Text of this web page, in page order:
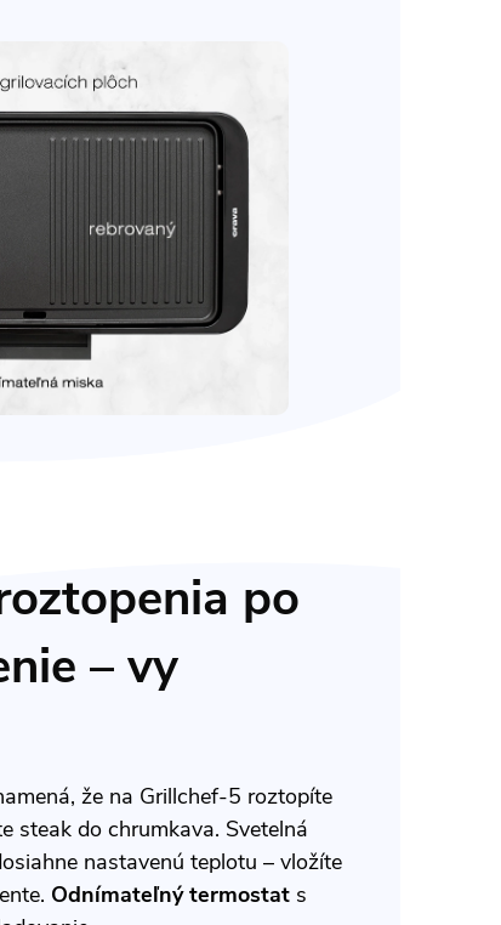
po
– vy
že na Grillchef-5 roztopíte
steak do chrumkava. Svetelná
nastavenú teplotu – vložíte
Odnímateľný termostat s